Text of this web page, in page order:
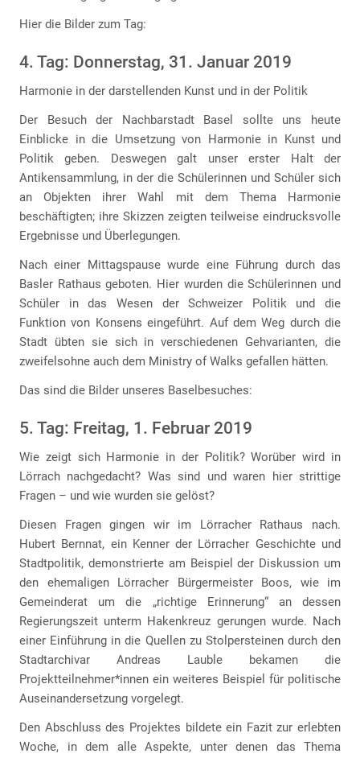
Hier die Bilder zum Tag:
4. Tag: Donnerstag, 31. Januar 2019
Harmonie in der darstellenden Kunst und in der Politik
Der Besuch der Nachbarstadt Basel sollte uns heute
Einblicke in die Umsetzung von Harmonie in Kunst und
Politik geben. Deswegen galt unser erster Halt der
Antikensammlung, in der die Schülerinnen und Schüler sich
an Objekten ihrer Wahl mit dem Thema Harmonie
beschäftigten; ihre Skizzen zeigten teilweise eindrucksvolle
Ergebnisse und Überlegungen.
Nach einer Mittagspause wurde eine Führung durch das
Basler Rathaus geboten. Hier wurden die Schülerinnen und
Schüler in das Wesen der Schweizer Politik und die
Funktion von Konsens eingeführt. Auf dem Weg durch die
Stadt übten sie sich in verschiedenen Gehvarianten, die
zweifelsohne auch dem Ministry of Walks gefallen hätten.
Das sind die Bilder unseres Baselbesuches:
5. Tag: Freitag, 1. Februar 2019
Wie zeigt sich Harmonie in der Politik? Worüber wird in
Lörrach nachgedacht? Was sind und waren hier strittige
Fragen – und wie wurden sie gelöst?
Diesen Fragen gingen wir im Lörracher Rathaus nach.
Hubert Bernnat, ein Kenner der Lörracher Geschichte und
Stadtpolitik, demonstrierte am Beispiel der Diskussion um
den ehemaligen Lörracher Bürgermeister Boos, wie im
Gemeinderat um die „richtige Erinnerung“ an dessen
Regierungszeit unterm Hakenkreuz gerungen wurde. Nach
einer Einführung in die Quellen zu Stolpersteinen durch den
Stadtarchivar Andreas Lauble bekamen die
Projektteilnehmer*innen ein weiteres Beispiel für politische
Auseinandersetzung vorgelegt.
Den Abschluss des Projektes bildete ein Fazit zur erlebten
Woche, in dem alle Aspekte, unter denen das Thema